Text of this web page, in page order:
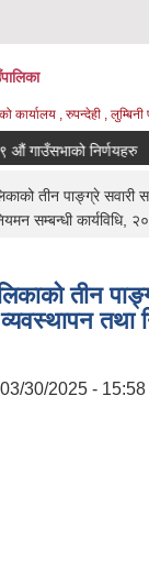
कार्यालय , रुपन्देही ,
निर्णयहरु
तीन पाङ्ग्रे सवारी
सम्बन्धी कार्यविधि,
तीन
तथा
30/2025 - 15:58